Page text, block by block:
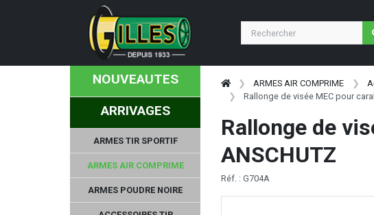
NOUVEAUTES
ARRIVAGES
ARMES TIR SPORTIF
ARMES AIR COMPRIME
ARMES POUDRE NOIRE
ARMES AIR COMPRIME
Rallonge de visée MEC pour
Rallonge de
ANSCHUTZ
Réf. : G704A